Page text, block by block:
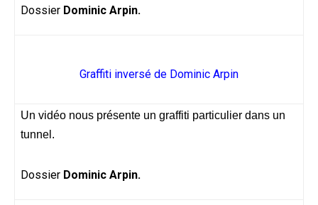
Dossier Dominic Arpin.
Graffiti inversé de Dominic Arpin
Un vidéo nous présente un graffiti particulier dans un
tunnel.
Dossier Dominic Arpin.